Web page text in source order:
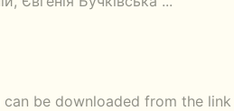
be downloaded from the